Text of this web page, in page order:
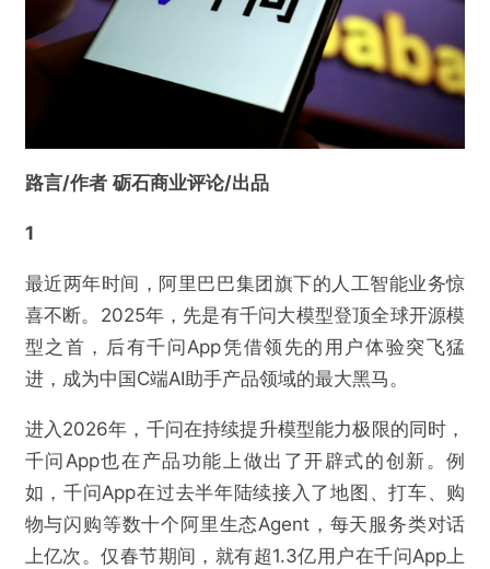
路言/作者 砺石商业评论/出品
1
最近两年时间，阿里巴巴集团旗下的人工智能业务惊
喜不断。2025年，先是有千问大模型登顶全球开源模
型之首，后有千问App凭借领先的用户体验突飞猛
进，成为中国C端AI助手产品领域的最大黑马。
进入2026年，千问在持续提升模型能力极限的同时，
千问App也在产品功能上做出了开辟式的创新。例
如，千问App在过去半年陆续接入了地图、打车、购
物与闪购等数十个阿里生态Agent，每天服务类对话
上亿次。仅春节期间，就有超1.3亿用户在千问App上